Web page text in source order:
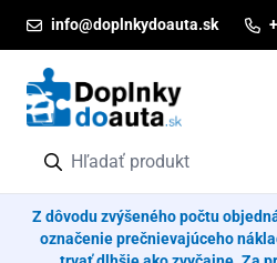
info@doplnkydoauta.sk
Z dôvodu zvýšeného počtu
označenie prečnievajúceho